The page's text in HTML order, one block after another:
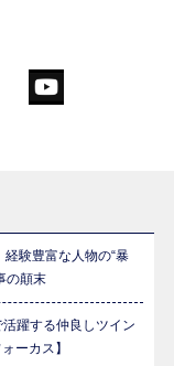
験豊富な人物の“暴
の顛末
躍する仲良しツイン
ーカス】